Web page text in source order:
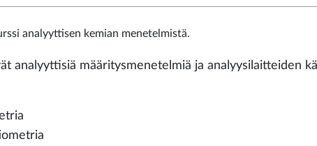
analyyttisen kemian menetelmistä.
analyyttisiä määritysmenetelmiä ja analyysilaitteiden